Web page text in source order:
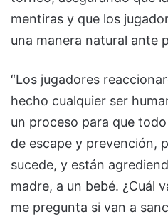
mentiras y que los
una manera natural ante
“Los jugadores
hecho cualquier ser
un proceso para que
de escape y prevención,
sucede, y están
madre, a un bebé. ¿Cuál
me pregunta si van a